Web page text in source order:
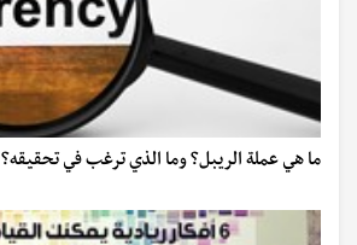
ما هي عملة الريبل؟ وما الذي ترغب في تحقيقه؟